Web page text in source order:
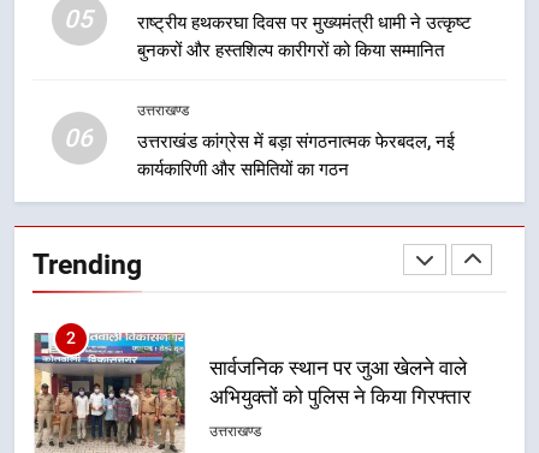
05
राष्ट्रीय हथकरघा दिवस पर मुख्यमंत्री धामी ने उत्कृष्ट
बुनकरों और हस्तशिल्प कारीगरों को किया सम्मानित
06
उत्तराखण्ड
उत्तराखंड कांग्रेस में बड़ा संगठनात्मक फेरबदल, नई
कार्यकारिणी और समितियों का गठन
Trending
निर्देश, सुरक्षा मानकों से कोई समझौता
नहींः डीएम
1
खेल महाकुंभ 2026ः 01 सितंबर से सजेगा
प्रतिभा का प्रदर्शन
अभियुक्तों को पुलिस ने किया गिरफ्तार
3
जनकल्याण, रोजगार, शिक्षा, श्रमिक हित
और आधारभूत विकास को नई गति : धामी
कैबिनेट के ऐतिहासिक फैसले
उत्तराखण्ड